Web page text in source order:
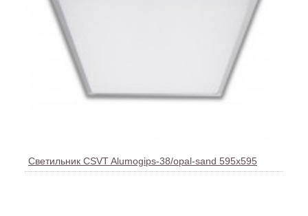
Светильник CSVT Alumogips-38/opal-sаnd 595х595